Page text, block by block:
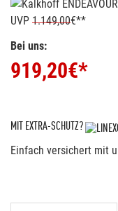
UVP 1.149,00€**
Bei uns:
919,20€*
MIT EXTRA-SCHUTZ?
Einfach versichert mit